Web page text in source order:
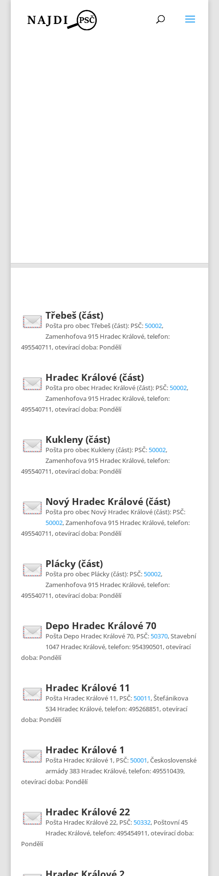
Třebeš (část)
Pošta pro obec Třebeš (část): PSČ:50002,
Zamenhofova 915 Hradec Králové, telefon:
495540711, otevírací doba: Pondělí
Hradec Králové (část)
Pošta pro obec Hradec Králové (část): PSČ:50002,
Zamenhofova 915 Hradec Králové, telefon:
495540711, otevírací doba: Pondělí
Kukleny (část)
Pošta pro obec Kukleny (část): PSČ:50002,
Zamenhofova 915 Hradec Králové, telefon:
495540711, otevírací doba: Pondělí
Nový Hradec Králové (část)
Pošta pro obec Nový Hradec Králové (část): PSČ:
50002, Zamenhofova 915 Hradec Králové, telefon:
495540711, otevírací doba: Pondělí
Plácky (část)
Pošta pro obec Plácky (část): PSČ:50002,
Zamenhofova 915 Hradec Králové, telefon:
495540711, otevírací doba: Pondělí
Depo Hradec Králové 70
Pošta Depo Hradec Králové 70, PSČ:50370, Stavební
1047 Hradec Králové, telefon: 954390501, otevírací
doba: Pondělí
Hradec Králové 11
Pošta Hradec Králové 11, PSČ:50011, Štefánikova
534 Hradec Králové, telefon: 495268851, otevírací
doba: Pondělí
Hradec Králové 1
Pošta Hradec Králové 1, PSČ:50001, Československé
armády 383 Hradec Králové, telefon: 495510439,
otevírací doba: Pondělí
Hradec Králové 22
Pošta Hradec Králové 22, PSČ:50332, Poštovní 45
Hradec Králové, telefon: 495454911, otevírací doba:
Pondělí